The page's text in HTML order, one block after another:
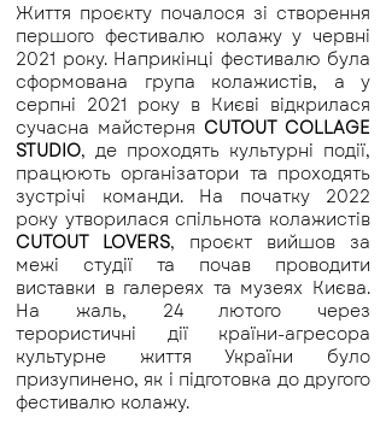
Життя проєкту почалося зі створення
першого фестивалю колажу у червні
2021 року. Наприкінці фестивалю була
сформована група колажистів, а у
серпні 2021 року в Києві відкрилася
сучасна майстерня CUTOUT COLLAGE
STUDIO, де проходять культурні події,
працюють організатори та проходять
зустрічі команди. На початку 2022
року утворилася спільнота колажистів
CUTOUT LOVERS, проєкт вийшов за
межі студії та почав проводити
виставки в галереях та музеях Києва.
На жаль, 24 лютого через
терористичні дії країни-агресора
культурне життя України було
призупинено, як і підготовка до другого
фестивалю колажу.